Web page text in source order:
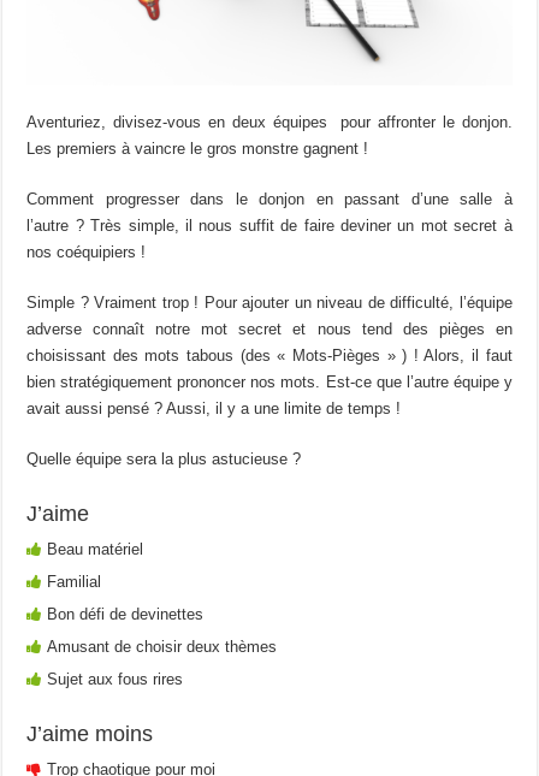
Aventuriez, divisez-vous en deux équipes pour affronter le donjon.
Les premiers à vaincre le gros monstre gagnent !
Comment progresser dans le donjon en passant d’une salle à
l’autre ? Très simple, il nous suffit de faire deviner un mot secret à
nos coéquipiers !
Simple ? Vraiment trop ! Pour ajouter un niveau de difficulté, l’équipe
adverse connaît notre mot secret et nous tend des pièges en
choisissant des mots tabous (des « Mots-Pièges » ) ! Alors, il faut
bien stratégiquement prononcer nos mots. Est-ce que l’autre équipe y
avait aussi pensé ? Aussi, il y a une limite de temps !
Quelle équipe sera la plus astucieuse ?
J’aime
Beau matériel
Familial
Bon défi de devinettes
Amusant de choisir deux thèmes
Sujet aux fous rires
J’aime moins
Trop chaotique pour moi